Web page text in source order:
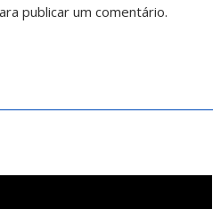
publicar um comentário.